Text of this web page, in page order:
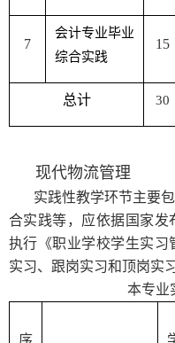
7
会计专业毕业
综合实践
15
总计 30
现代物流管理
实践性教学环节主要
合实践等，应依据国家
执行《职业学校学生实习
实习、跟岗实习和顶岗实习
本专业
序